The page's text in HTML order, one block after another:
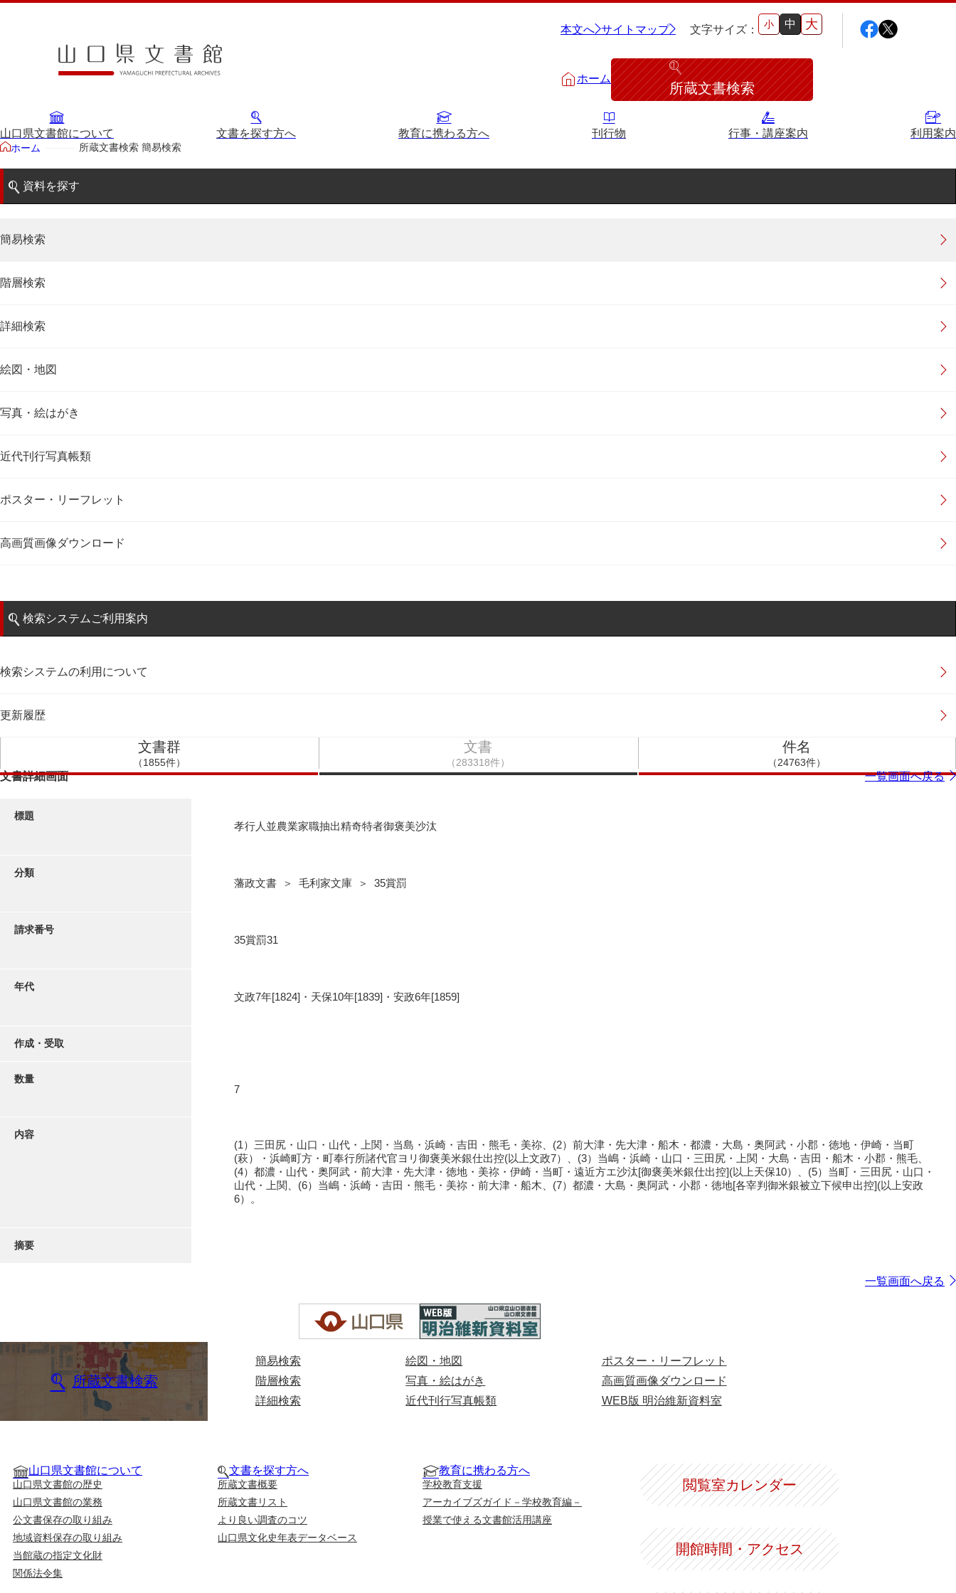
本文へ サイトマップ 文字サイズ： 小 中 大
ホーム
所蔵文書検索
山口県文書館について 文書を探す方へ 教育に携わる方へ 刊行物 行事・講座案内 利用案内
ホーム 所蔵文書検索 簡易検索
資料を探す
簡易検索
階層検索
詳細検索
絵図・地図
写真・絵はがき
近代刊行写真帳類
ポスター・リーフレット
高画質画像ダウンロード
検索システムご利用案内
検索システムの利用について
更新履歴
文書群
（1855件）
文書
（283318件）
件名
（24763件）
文書詳細画面 一覧画面へ戻る
標題
孝行人並農業家職抽出精奇特者御褒美沙汰
分類
藩政文書 ＞ 毛利家文庫 ＞ 35賞罰
請求番号
35賞罰31
年代
文政7年[1824]・天保10年[1839]・安政6年[1859]
作成・受取
数量
7
内容
(1）三田尻・山口・山代・上関・当島・浜崎・吉田・熊毛・美祢、(2）前大津・先大津・船木・都濃・大島・奥阿武・小郡・徳地・伊崎・当町
(萩）・浜崎町方・町奉行所諸代官ヨリ御褒美米銀仕出控(以上文政7）、(3）当嶋・浜崎・山口・三田尻・上関・大島・吉田・船木・小郡・熊毛、
(4）都濃・山代・奥阿武・前大津・先大津・徳地・美祢・伊崎・当町・遠近方エ沙汰[御褒美米銀仕出控](以上天保10）、(5）当町・三田尻・山口・
山代・上関、(6）当嶋・浜崎・吉田・熊毛・美祢・前大津・船木、(7）都濃・大島・奥阿武・小郡・徳地[各宰判御米銀被立下候申出控](以上安政
6）。
摘要
一覧画面へ戻る
所蔵文書検索
簡易検索
階層検索
詳細検索
絵図・地図
写真・絵はがき
近代刊行写真帳類
ポスター・リーフレット
高画質画像ダウンロード
WEB版 明治維新資料室
山口県文書館について
山口県文書館の歴史
山口県文書館の業務
公文書保存の取り組み
地域資料保存の取り組み
当館蔵の指定文化財
関係法令集
文書を探す方へ
所蔵文書概要
所蔵文書リスト
より良い調査のコツ
山口県文化史年表データベース
教育に携わる方へ
学校教育支援
アーカイブズガイド－学校教育編－
授業で使える文書館活用講座
閲覧室カレンダー
開館時間・アクセス